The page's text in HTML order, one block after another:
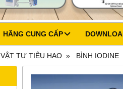
HÃNG CUNG CẤP
VẬT TƯ TIÊU HAO BÌNH IODINE